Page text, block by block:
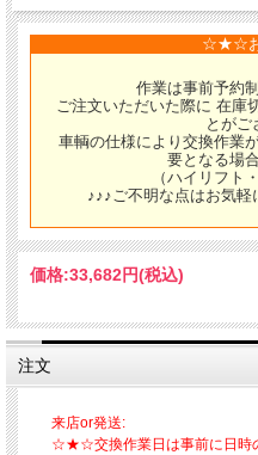
☆★☆
作業は事前予約
ご注文いただいた際に 在庫
とがご
車輌の仕様により交換作業
要となる場
（ハイリフト
♪♪♪ご不明な点はお気
価格:33,682円(税込)
注文
来店or発送:
☆★☆交換作業日は事前に日